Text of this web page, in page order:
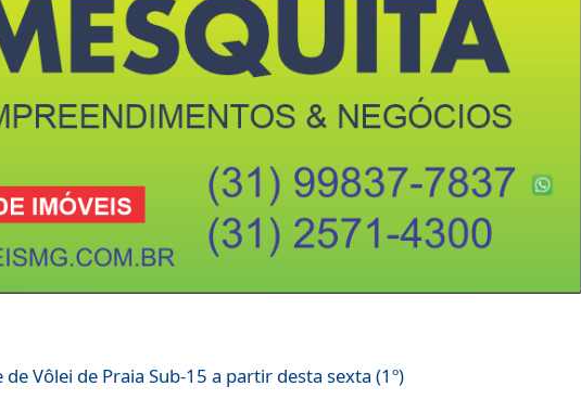
Vôlei de Praia Sub-15 a partir desta sexta (1º)